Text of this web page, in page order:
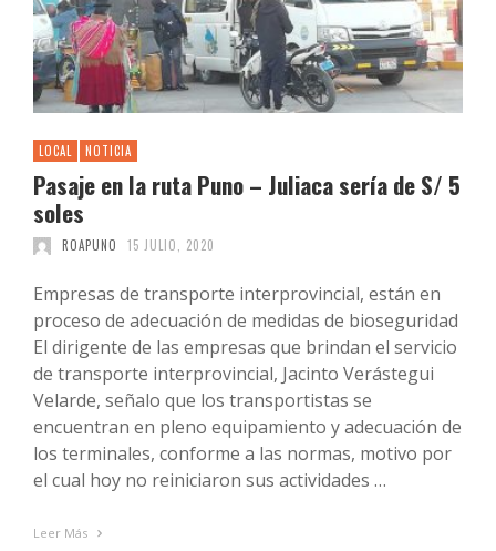
LOCAL NOTICIA
Pasaje en la ruta Puno – Juliaca sería de S/ 5
soles
ROAPUNO 15 JULIO, 2020
Empresas de transporte interprovincial, están en
proceso de adecuación de medidas de bioseguridad
El dirigente de las empresas que brindan el servicio
de transporte interprovincial, Jacinto Verástegui
Velarde, señalo que los transportistas se
encuentran en pleno equipamiento y adecuación de
los terminales, conforme a las normas, motivo por
el cual hoy no reiniciaron sus actividades …
Leer Más